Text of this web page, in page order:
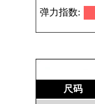
弹力指数:
尺码